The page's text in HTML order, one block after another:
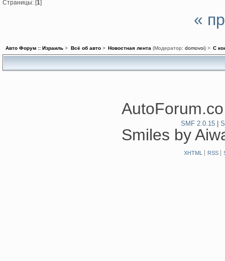
Страницы: [1]
«
Авто Форум :: Израиль > Всё об авто> Новостная лента (Модератор: domovoi) > С
SMF 2.0.15
Smiles by
XHTML RSS